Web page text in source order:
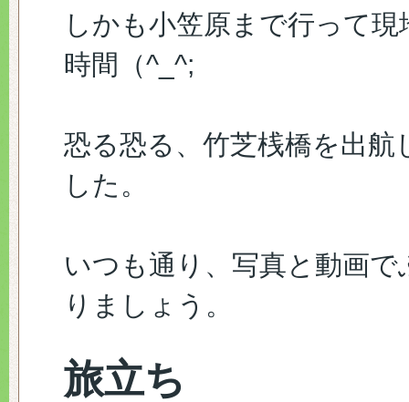
しかも小笠原まで行って現
時間（^_^;
恐る恐る、竹芝桟橋を出航
した。
いつも通り、写真と動画で
りましょう。
旅立ち